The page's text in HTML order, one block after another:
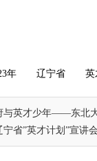
年 辽宁省 英
与英才少年——东北
宁省”英才计划”宣讲